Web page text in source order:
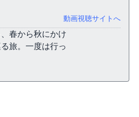
動画視聴サイトへ
春から秋にかけ
旅。一度は行っ